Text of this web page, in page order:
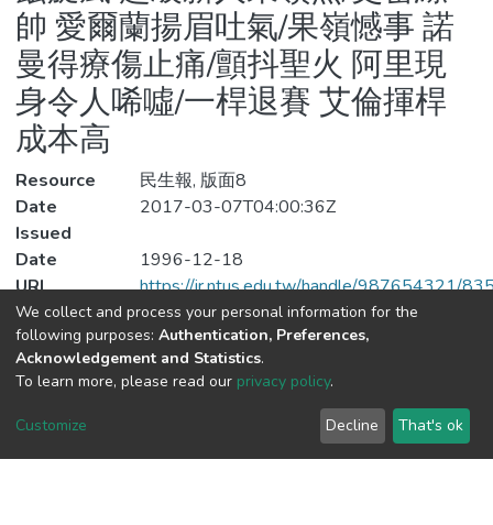
帥 愛爾蘭揚眉吐氣/果嶺憾事 諾
曼得療傷止痛/顫抖聖火 阿里現
身令人唏噓/一桿退賽 艾倫揮桿
成本高
Resource
民生報, 版面8
Date
Issued
2017-03-07T04:00:36Z
Date
1996-12-18
URI
https://ir.ntus.edu.tw/handle/987654321/
Subjects
年度新聞、年度人物、最佳運動員
Type
other
File(s)
We collect and process your personal information for the
following purposes: Authentication, Preferences,
Acknowledgement and Statistics.
To learn more, please read our privacy policy.
Customize Decline That's ok